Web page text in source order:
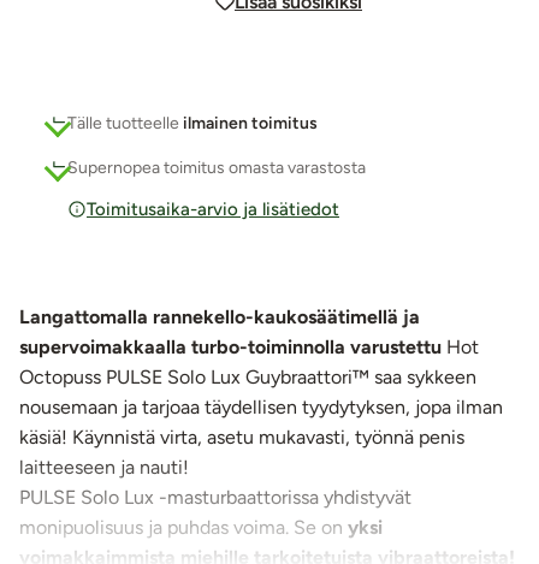
Tälle tuotteelle ilmainen toimitus
Supernopea toimitus omasta varastosta
Toimitusaika-arvio ja lisätiedot
Langattomalla rannekello-kaukosäätimellä ja
supervoimakkaalla turbo-toiminnolla varustettu Hot
Octopuss PULSE Solo Lux Guybraattori™ saa sykkeen
nousemaan ja tarjoaa täydellisen tyydytyksen, jopa ilman
käsiä! Käynnistä virta, asetu mukavasti, työnnä penis
laitteeseen ja nauti!
PULSE Solo Lux -masturbaattorissa yhdistyvät
monipuolisuus ja puhdas voima. Se on yksi
voimakkaimmista miehille tarkoitetuista vibraattoreista!